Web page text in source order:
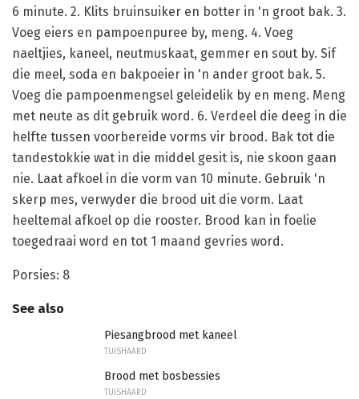
6 minute. 2. Klits bruinsuiker en botter in 'n groot bak. 3.
Voeg eiers en pampoenpuree by, meng. 4. Voeg
naeltjies, kaneel, neutmuskaat, gemmer en sout by. Sif
die meel, soda en bakpoeier in 'n ander groot bak. 5.
Voeg die pampoenmengsel geleidelik by en meng. Meng
met neute as dit gebruik word. 6. Verdeel die deeg in die
helfte tussen voorbereide vorms vir brood. Bak tot die
tandestokkie wat in die middel gesit is, nie skoon gaan
nie. Laat afkoel in die vorm van 10 minute. Gebruik 'n
skerp mes, verwyder die brood uit die vorm. Laat
heeltemal afkoel op die rooster. Brood kan in foelie
toegedraai word en tot 1 maand gevries word.
Porsies: 8
See also
Piesangbrood met kaneel
TUISHAARD
Brood met bosbessies
TUISHAARD